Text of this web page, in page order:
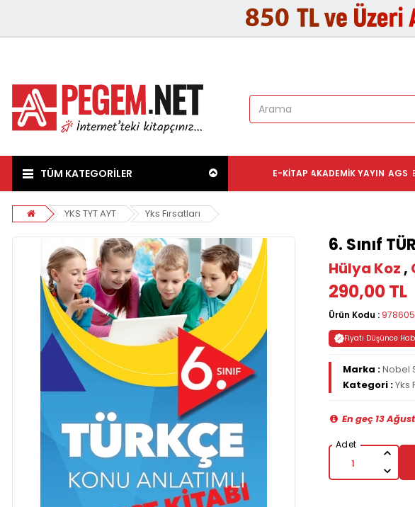
TÜM KATEGORİLER AGS
AKADEMIK YAYIN
E-KITAP
YKS TYT AYT Yks Fırsatları
6. Sınıf
Hülya Koz ,
290,00 TL
Ürün Kodu :
Fiyatı Düşünce
Marka :Nobel
Kategori :Yks
En geç 13